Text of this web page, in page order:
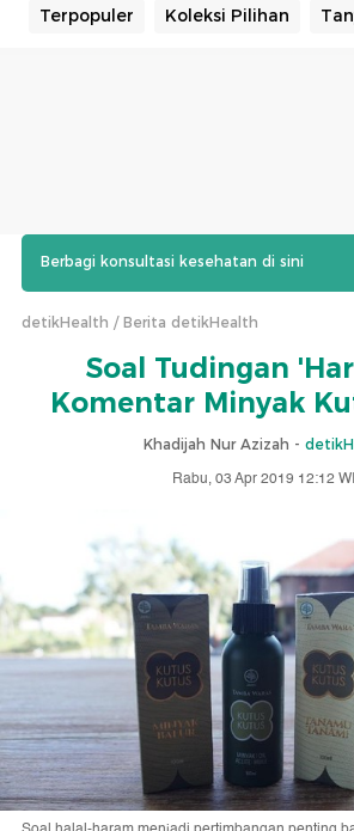
Terpopuler Koleksi Pilihan
Berbagi konsultasi kesehatan di sini
detikHealth Berita detikHealth
Soal Tudingan
Komentar Minyak
Khadijah Nur Azizah -
Rabu, 03 Apr 2019 12:12